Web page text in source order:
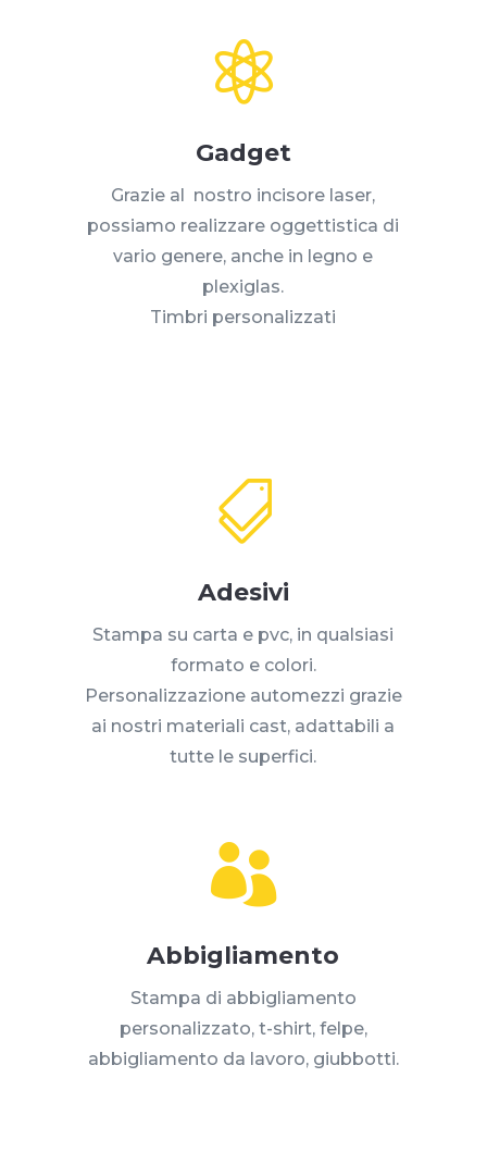

Gadget
Grazie al nostro incisore laser,
possiamo realizzare oggettistica di
vario genere, anche in legno e
plexiglas.
Timbri personalizzati

Adesivi
Stampa su carta e pvc, in qualsiasi
formato e colori.
Personalizzazione automezzi grazie
ai nostri materiali cast, adattabili a
tutte le superfici.

Abbigliamento
Stampa di abbigliamento
personalizzato, t-shirt, felpe,
abbigliamento da lavoro, giubbotti.